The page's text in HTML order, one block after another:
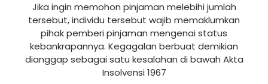
Jika ingin memohon pinjaman melebihi jumlah
tersebut, individu tersebut wajib memaklumkan
pihak pemberi pinjaman mengenai status
kebankrapannya. Kegagalan berbuat demikian
dianggap sebagai satu kesalahan di bawah Akta
Insolvensi 1967